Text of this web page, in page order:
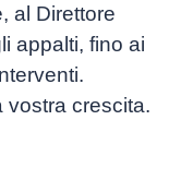
al Direttore
appalti, fino ai
vostra crescita.